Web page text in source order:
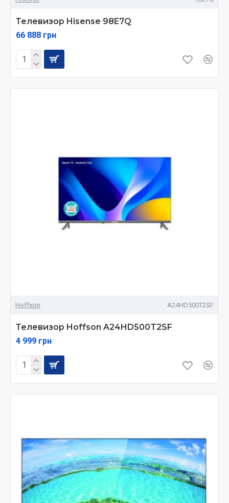
Телевизор Hisense 98E7Q
66 888 грн
Hoffson A24HD500T2SF
Телевизор Hoffson A24HD500T2SF
4 999 грн